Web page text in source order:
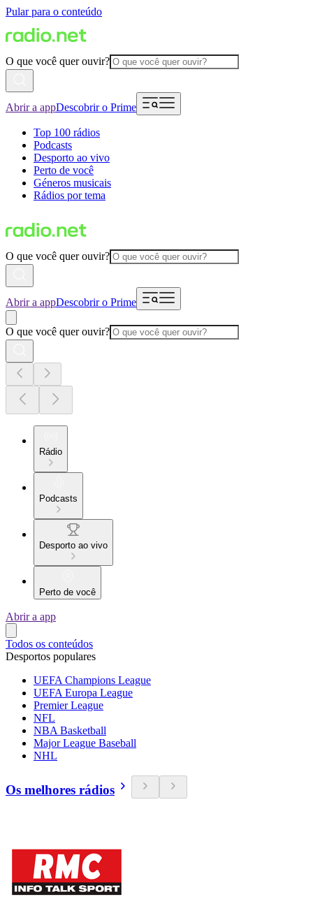
Pular para o conteúdo
O que você quer ouvir?
Abrir a appDescobrir o Prime
Top 100 rádios
Podcasts
Desporto ao vivo
Perto de você
Géneros musicais
Rádios por tema
O que você quer ouvir?
Abrir a appDescobrir o Prime
O que você quer ouvir?
Rádio
Podcasts
Desporto ao vivo
Perto de você
Abrir a app
Todos os conteúdos
Desportos populares
UEFA Champions League
UEFA Europa League
Premier League
NFL
NBA Basketball
Major League Baseball
NHL
Os melhores rádios